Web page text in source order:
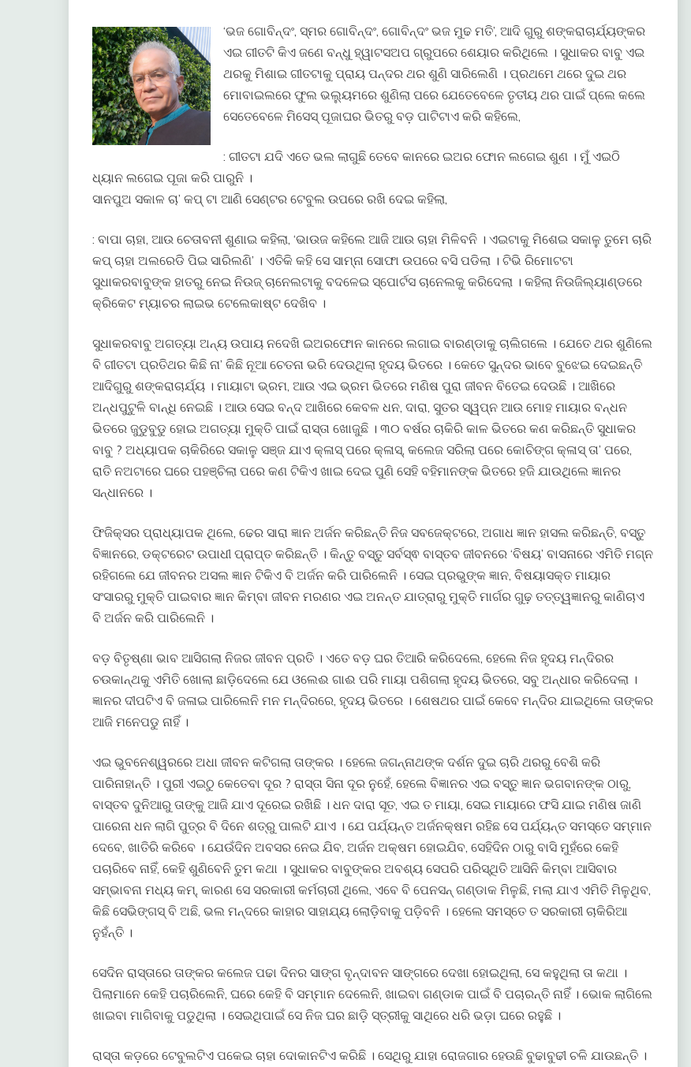
‘ଭଜ ଗୋବିନ୍ଦଂ, ସ୍ମର ଗୋବିନ୍ଦଂ, ଗୋବିନ୍ଦଂ ଭଜ ମୁଢ ମତି’, ଆଦି ଗୁରୁ ଶଙ୍କରାଚାର୍ଯ୍ୟଙ୍କର
ଏଇ ଗୀତଟି କିଏ ଜଣେ ବନ୍ଧୁ ହ୍ୱାଟସଅପ ଗ୍ରୁପରେ ଶେୟାର କରିଥିଲେ । ସୁଧାକର ବାବୁ ଏଇ
ଥରକୁ ମିଶାଇ ଗୀତଟାକୁ ପ୍ରାୟ ପନ୍ଦର ଥର ଶୁଣି ସାରିଲେଣି । ପ୍ରଥମେ ଥରେ ଦୁଇ ଥର
ମୋବାଇଲରେ ଫୁଲ ଭଲ୍ୟୁମରେ ଶୁଣିଲା ପରେ ଯେତେବେଳେ ତୃତୀୟ ଥର ପାଇଁ ପ୍ଲେ କଲେ
ସେତେବେଳେ ମିସେସ୍ ପୂଜାଘର ଭିତରୁ ବଡ଼ ପାଟିଟାଏ କରି କହିଲେ,
: ଗୀତଟା ଯଦି ଏତେ ଭଲ ଲାଗୁଛି ତେବେ କାନରେ ଇଅର ଫୋନ ଲଗେଇ ଶୁଣ । ମୁଁ ଏଇଠି
ଧ୍ୟାନ ଲଗେଇ ପୂଜା କରି ପାରୁନି ।
ସାନପୁଅ ସକାଳ ଚା’ କପ୍ ଟା ଆଣି ସେଣ୍ଟର ଟେବୁଲ ଉପରେ ରଖି ଦେଇ କହିଲା,
: ବାପା ଚାହା, ଆଉ ଚେତାବନୀ ଶୁଣାଇ କହିଲା, ‘ଭାଉଜ କହିଲେ ଆଜି ଆଉ ଚାହା ମିଳିବନି । ଏଇଟାକୁ ମିଶେଇ ସକାଳୁ ତୁମେ ଚାରି
କପ୍ ଚାହା ଅଲରେଡି ପିଇ ସାରିଲଣି’ । ଏତିକି କହି ସେ ସାମ୍ନା ସୋଫା ଉପରେ ବସି ପଡିଲା । ଟିଭି ରିମୋଟଟା
ସୁଧାକରବାବୁଙ୍କ ହାତରୁ ନେଇ ନିଉଜ୍ ଚାନେଲଟାକୁ ବଦଳେଇ ସ୍ପୋର୍ଟସ ଚାନେଲକୁ କରିଦେଲା । କହିଲା ନିଉଜିଲ୍ୟାଣ୍ଡରେ
କ୍ରିକେଟ ମ୍ୟାଚର ଲାଇଭ ଟେଲେକାଷ୍ଟ ଦେଖିବ ।
ସୁଧାକରବାବୁ ଅଗତ୍ୟା ଅନ୍ୟ ଉପାୟ ନଦେଖି ଇଅରଫୋନ କାନରେ ଲଗାଇ ବାରଣ୍ଡାକୁ ଚାଲିଗଲେ । ଯେତେ ଥର ଶୁଣିଲେ
ବି ଗୀତଟା ପ୍ରତିଥର କିଛି ନା’ କିଛି ନୂଆ ଚେତନା ଭରି ଦେଉଥିଲା ହୃଦୟ ଭିତରେ । କେତେ ସୁନ୍ଦର ଭାବେ ବୁଝେଇ ଦେଇଛନ୍ତି
ଆଦିଗୁରୁ ଶଙ୍କରାଚାର୍ଯ୍ୟ । ମାୟାଟା ଭ୍ରମ, ଆଉ ଏଇ ଭ୍ରମ ଭିତରେ ମଣିଷ ପୁରା ଜୀବନ ବିତେଇ ଦେଉଛି । ଆଖିରେ
ଅନ୍ଧପୁଟୁଳି ବାନ୍ଧି ନେଇଛି । ଆଉ ସେଇ ବନ୍ଦ ଆଖିରେ କେବଳ ଧନ, ଦାରା, ସୁତର ସ୍ୱପ୍ନ ଆଉ ମୋହ ମାୟାର ବନ୍ଧନ
ଭିତରେ ଜୁଡୁବୁଡୁ ହୋଇ ଅଗତ୍ୟା ମୁକ୍ତି ପାଇଁ ରାସ୍ତା ଖୋଜୁଛି । ୩୦ ବର୍ଷର ଚାକିରି କାଳ ଭିତରେ କଣ କରିଛନ୍ତି ସୁଧାକର
ବାବୁ ? ଅଧ୍ୟାପକ ଚାକିରିରେ ସକାଳୁ ସଞ୍ଜ ଯାଏ କ୍ଳାସ୍ ପରେ କ୍ଳାସ୍, କଲେଜ ସରିଲା ପରେ କୋଚିଙ୍ଗ କ୍ଳାସ୍ ତା’ ପରେ,
ରାତି ନଅଟାରେ ଘରେ ପହଞ୍ଚିଲା ପରେ କଣ ଟିକିଏ ଖାଇ ଦେଇ ପୁଣି ସେହି ବହିମାନଙ୍କ ଭିତରେ ହଜି ଯାଉଥିଲେ ଜ୍ଞାନର
ସନ୍ଧାନରେ ।
ଫିଜିକ୍ସର ପ୍ରାଧ୍ୟାପକ ଥିଲେ, ଢେର ସାରା ଜ୍ଞାନ ଅର୍ଜନ କରିଛନ୍ତି ନିଜ ସବଜେକ୍ଟରେ, ଅଗାଧ ଜ୍ଞାନ ହାସଲ କରିଛନ୍ତି, ବସ୍ତୁ
ବିଜ୍ଞାନରେ, ଡକ୍ଟରେଟ ଉପାଧୀ ପ୍ରାପ୍ତ କରିଛନ୍ତି । କିନ୍ତୁ ବସ୍ତୁ ସର୍ବସ୍ଵ ବାସ୍ତବ ଜୀବନରେ ‘ବିଷୟ’ ବାସନାରେ ଏମିତି ମଗ୍ନ
ରହିଗଲେ ଯେ ଜୀବନର ଅସଲ ଜ୍ଞାନ ଟିକିଏ ବି ଅର୍ଜନ କରି ପାରିଲେନି । ସେଇ ପ୍ରଭୁଙ୍କ ଜ୍ଞାନ, ବିଷୟାସକ୍ତ ମାୟାର
ସଂସାରରୁ ମୁକ୍ତି ପାଇବାର ଜ୍ଞାନ କିମ୍ବା ଜୀବନ ମରଣର ଏଇ ଅନନ୍ତ ଯାତ୍ରାରୁ ମୁକ୍ତି ମାର୍ଗର ଗୁଢ଼ ତତ୍ତ୍ୱଜ୍ଞାନରୁ କାଣିଚାଏ
ବି ଅର୍ଜନ କରି ପାରିଲେନି ।
ବଡ଼ ବିତୃଷ୍ଣା ଭାବ ଆସିଗଲା ନିଜର ଜୀବନ ପ୍ରତି । ଏତେ ବଡ଼ ଘର ତିଆରି କରିଦେଲେ, ହେଲେ ନିଜ ହୃଦୟ ମନ୍ଦିରର
ଚଉକାନ୍ଥକୁ ଏମିତି ଖୋଲା ଛାଡ଼ିଦେଲେ ଯେ ଓଲେଈ ଗାଈ ପରି ମାୟା ପଶିଗଲା ହୃଦୟ ଭିତରେ, ସବୁ ଅନ୍ଧାର କରିଦେଲା ।
ଜ୍ଞାନର ଦୀପଟିଏ ବି ଜଳାଇ ପାରିଲେନି ମନ ମନ୍ଦିରରେ, ହୃଦୟ ଭିତରେ । ଶେଷଥର ପାଇଁ କେବେ ମନ୍ଦିର ଯାଇଥିଲେ ତାଙ୍କର
ଆଜି ମନେପଡୁ ନାହିଁ ।
ଏଇ ଭୁବନେଶ୍ୱରରେ ଅଧା ଜୀବନ କଟିଗଲା ତାଙ୍କର । ହେଲେ ଜଗନ୍ନାଥଙ୍କ ଦର୍ଶନ ଦୁଇ ଚାରି ଥରରୁ ବେଶି କରି
ପାରିନାହାନ୍ତି । ପୁରୀ ଏଇଠୁ କେତେବା ଦୂର ? ରାସ୍ତା ସିନା ଦୂର ନୁହେଁ, ହେଲେ ବିଜ୍ଞାନର ଏଇ ବସ୍ତୁ ଜ୍ଞାନ ଭଗବାନଙ୍କ ଠାରୁ,
ବାସ୍ତବ ଦୁନିଆରୁ ତାଙ୍କୁ ଆଜି ଯାଏ ଦୂରେଇ ରଖିଛି । ଧନ ଦାରା ସୂତ, ଏଇ ତ ମାୟା, ସେଇ ମାୟାରେ ଫସି ଯାଇ ମଣିଷ ଜାଣି
ପାରେନା ଧନ ଲାଗି ପୁତ୍ର ବି ଦିନେ ଶତ୍ରୁ ପାଲଟି ଯାଏ । ଯେ ପର୍ଯ୍ୟନ୍ତ ଅର୍ଜନକ୍ଷମ ରହିଛ ସେ ପର୍ଯ୍ୟନ୍ତ ସମସ୍ତେ ସମ୍ମାନ
ଦେବେ, ଖାତିରି କରିବେ । ଯେଉଁଦିନ ଅବସର ନେଇ ଯିବ, ଅର୍ଜନ ଅକ୍ଷମ ହୋଇଯିବ, ସେହିଦିନ ଠାରୁ ବାସି ମୁହଁରେ କେହି
ପଚାରିବେ ନାହିଁ, କେହି ଶୁଣିବେନି ତୁମ କଥା । ସୁଧାକର ବାବୁଙ୍କର ଅବଶ୍ୟ ସେପରି ପରିସ୍ଥିତି ଆସିନି କିମ୍ବା ଆସିବାର
ସମ୍ଭାବନା ମଧ୍ୟ କମ୍, କାରଣ ସେ ସରକାରୀ କର୍ମଚାରୀ ଥିଲେ, ଏବେ ବି ପେନସନ୍ ଗଣ୍ଡାକ ମିଳୁଛି, ମଲା ଯାଏ ଏମିତି ମିଳୁଥିବ,
କିଛି ସେଭିଙ୍ଗସ୍ ବି ଅଛି, ଭଲ ମନ୍ଦରେ କାହାର ସାହାଯ୍ୟ ଲୋଡ଼ିବାକୁ ପଡ଼ିବନି । ହେଲେ ସମସ୍ତେ ତ ସରକାରୀ ଚାକିରିଆ
ନୁହଁନ୍ତି ।
ସେଦିନ ରାସ୍ତାରେ ତାଙ୍କର କଲେଜ ପଢା ଦିନର ସାଙ୍ଗ ବୃନ୍ଦାବନ ସାଙ୍ଗରେ ଦେଖା ହୋଇଥିଲା, ସେ କହୁଥିଲା ତା କଥା ।
ପିଲାମାନେ କେହି ପଚାରିଲେନି, ଘରେ କେହି ବି ସମ୍ମାନ ଦେଲେନି, ଖାଇବା ଗଣ୍ଡାକ ପାଇଁ ବି ପଚାରନ୍ତି ନାହିଁ । ଭୋକ ଲାଗିଲେ
ଖାଇବା ମାଗିବାକୁ ପଡୁଥିଲା । ସେଇଥିପାଇଁ ସେ ନିଜ ଘର ଛାଡ଼ି ସ୍ତ୍ରୀକୁ ସାଥିରେ ଧରି ଭଡ଼ା ଘରେ ରହୁଛି ।
ରାସ୍ତା କଡ଼ରେ ଟେବୁଲଟିଏ ପକେଇ ଚାହା ଦୋକାନଟିଏ କରିଛି । ସେଥିରୁ ଯାହା ରୋଜଗାର ହେଉଛି ବୁଢାବୁଢୀ ଚଳି ଯାଉଛନ୍ତି ।